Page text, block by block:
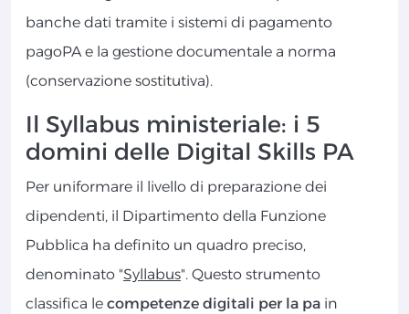
banche dati tramite i sistemi di pagamento
pagoPA e la gestione documentale a norma
(conservazione sostitutiva).
Il Syllabus ministeriale: i 5
domini delle Digital Skills PA
Per uniformare il livello di preparazione dei
dipendenti, il Dipartimento della Funzione
Pubblica ha definito un quadro preciso,
denominato "Syllabus". Questo strumento
classifica le competenze digitali per la pa in